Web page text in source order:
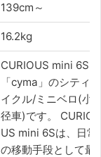
139cm～
16.2kg
CURIOUS mini 6Sは
「cyma」のシティサ
イクル/ミニベロ(小
径車)です。 CURIO
US mini 6Sは、日常
の移動手段として最